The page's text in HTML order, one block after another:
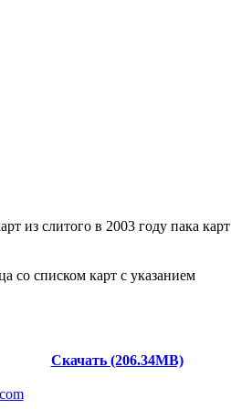
из слитого в 2003 году пака карт
со списком карт с указанием
Скачать (206.34MB)